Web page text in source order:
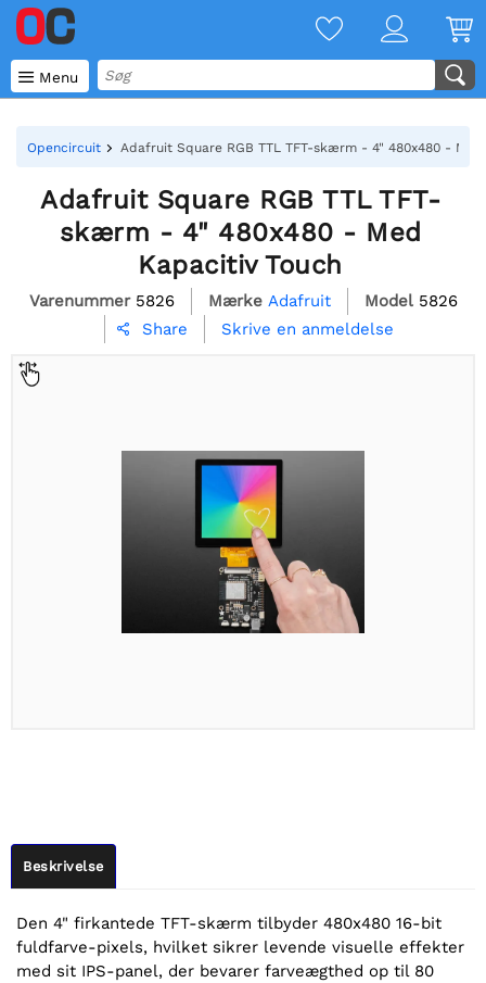
 Menu
Opencircuit Adafruit Square RGB TTL TFT-skærm - 4" 480x480 -
Adafruit Square RGB TTL TFT-
skærm - 4" 480x480 - Med
Kapacitiv Touch
Varenummer 5826 Mærke Adafruit Model 5826
 Share Skrive en anmeldelse
Beskrivelse
Den 4" firkantede TFT-skærm tilbyder 480x480 16-bit
fuldfarve-pixels, hvilket sikrer levende visuelle effekter
med sit IPS-panel, der bevarer farveægthed op til 80